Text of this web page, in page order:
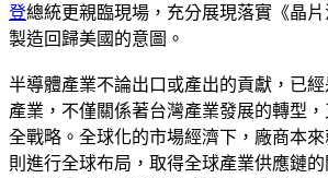
登總統更親臨現場，充分展現落實《晶
製造回歸美國的意圖。
半導體產業不論出口或產出的貢獻，已
產業，不僅關係著台灣產業發展的轉型
全戰略。全球化的市場經濟下，廠商本
則進行全球布局，取得全球產業供應鏈